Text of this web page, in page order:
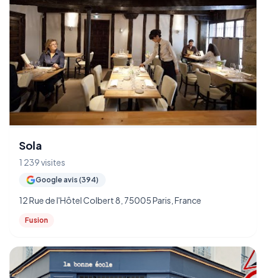
Sola
1 239 visites
Google avis (394)
12 Rue de l'Hôtel Colbert 8, 75005 Paris, France
Fusion